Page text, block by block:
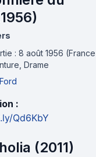
: 8 août 1956
Drame
:
Qd6KbY
(2011)